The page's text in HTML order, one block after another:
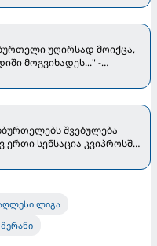
უღირსად მოიქცა,
მოგვიხადეს..." -
შვებულება
სენსაცია კვიპროსში
ლიგა